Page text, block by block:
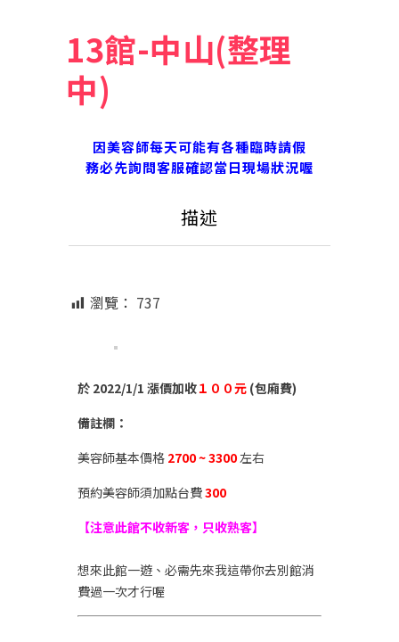
13館-中山(整理
中)
因美容師每天可能有各種臨時請假
務必先詢問客服確認當日現場狀況喔
描述
瀏覽： 737
於 2022/1/1 漲價加收１００元 (包廂費)
備註欄：
美容師基本價格 2700 ~ 3300左右
預約美容師須加點台費300
【注意此館不收新客，只收熟客】
想來此館一遊、必需先來我這帶你去別館消
費過一次才行喔